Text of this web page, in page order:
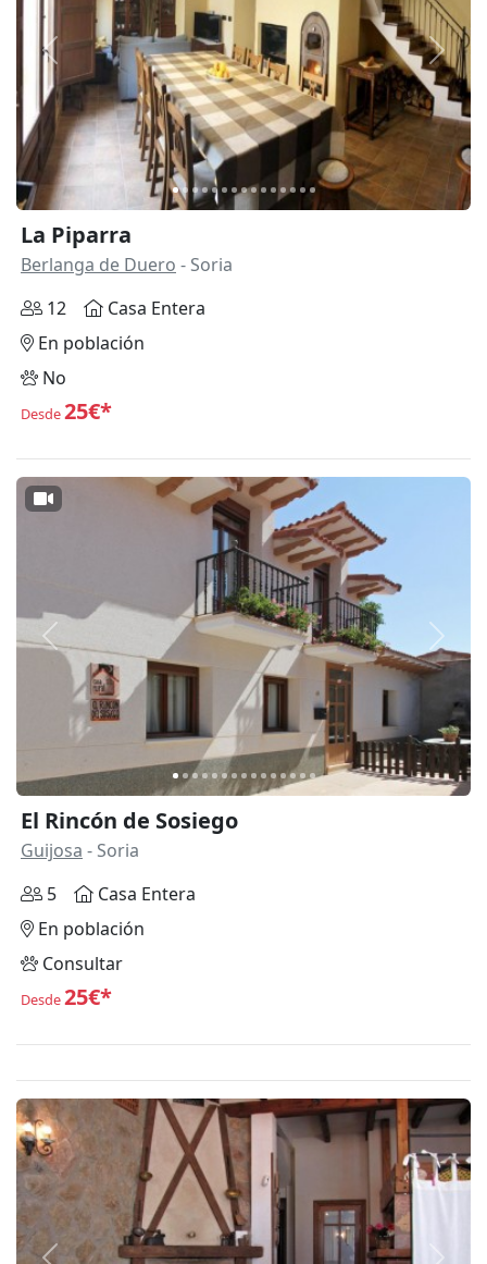
Anterior
La Piparra
Berlanga de Duero - Soria
12
Casa Entera
En población
No
Desde25€*
Anterior
El Rincón de Sosiego
Guijosa - Soria
5
Casa Entera
En población
Consultar
Desde25€*